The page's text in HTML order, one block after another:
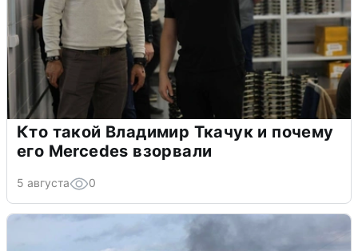
Кто такой Владимир Ткачук и почему
его Mercedes взорвали
5 августа 0